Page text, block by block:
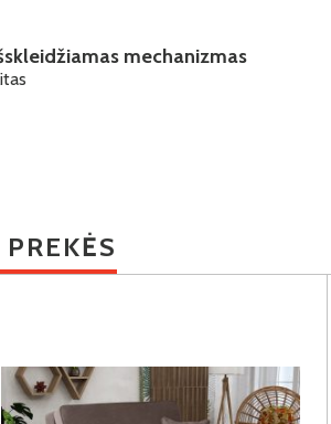
mechanizmas